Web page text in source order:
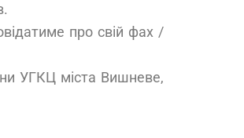
про свій фах /
УГКЦ міста Вишневе,